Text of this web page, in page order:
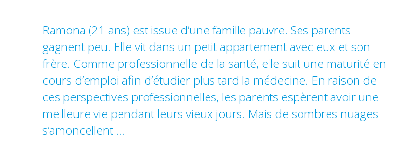
Ramona (21 ans) est issue d’une famille pauvre. Ses parents
gagnent peu. Elle vit dans un petit appartement avec eux et son
frère. Comme professionnelle de la santé, elle suit une maturité en
cours d’emploi afin d’étudier plus tard la médecine. En raison de
ces perspectives professionnelles, les parents espèrent avoir une
meilleure vie pendant leurs vieux jours. Mais de sombres nuages
s’amoncellent …